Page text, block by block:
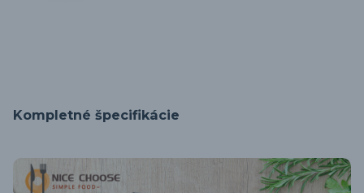
Kompletné špecifikácie